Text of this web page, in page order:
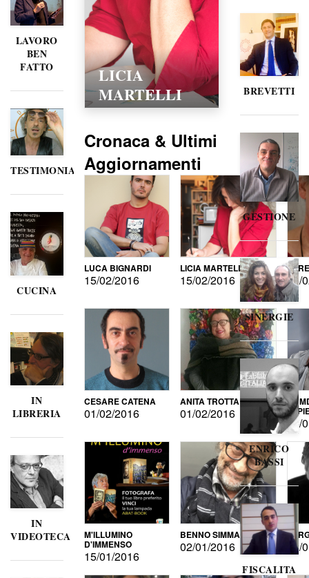
LAVORO
BEN
FATTO
TESTIMONIANZE
CUCINA
IN
LIBRERIA
IN
VIDEOTECA
LICIA
MARTELLI
Cronaca & Ultimi
Aggiornamenti
LUCA BIGNARDI
15/02/2016
LICIA MARTELLI
15/02/2016 15/
CESARE CATENA
01/02/2016
ANITA TROTTA
01/02/2016 DI
15/
M'ILLUMINO
D'IMMENSO
15/01/2016
BENNO SIMMA
02/01/2016
BREVETTI
GESTIONE
SINERGIE
ENRICO
BASSI
FISCALITA